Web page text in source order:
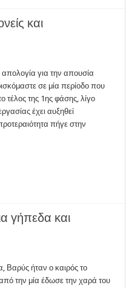
και
για την απουσία
σε μία περίοδο που
της 1ης φάσης, λίγο
έχει αυξηθεί
πήγε στην
γήπεδα και
Βαρύς ήταν ο καιρός το
την μία έδωσε την χαρά του